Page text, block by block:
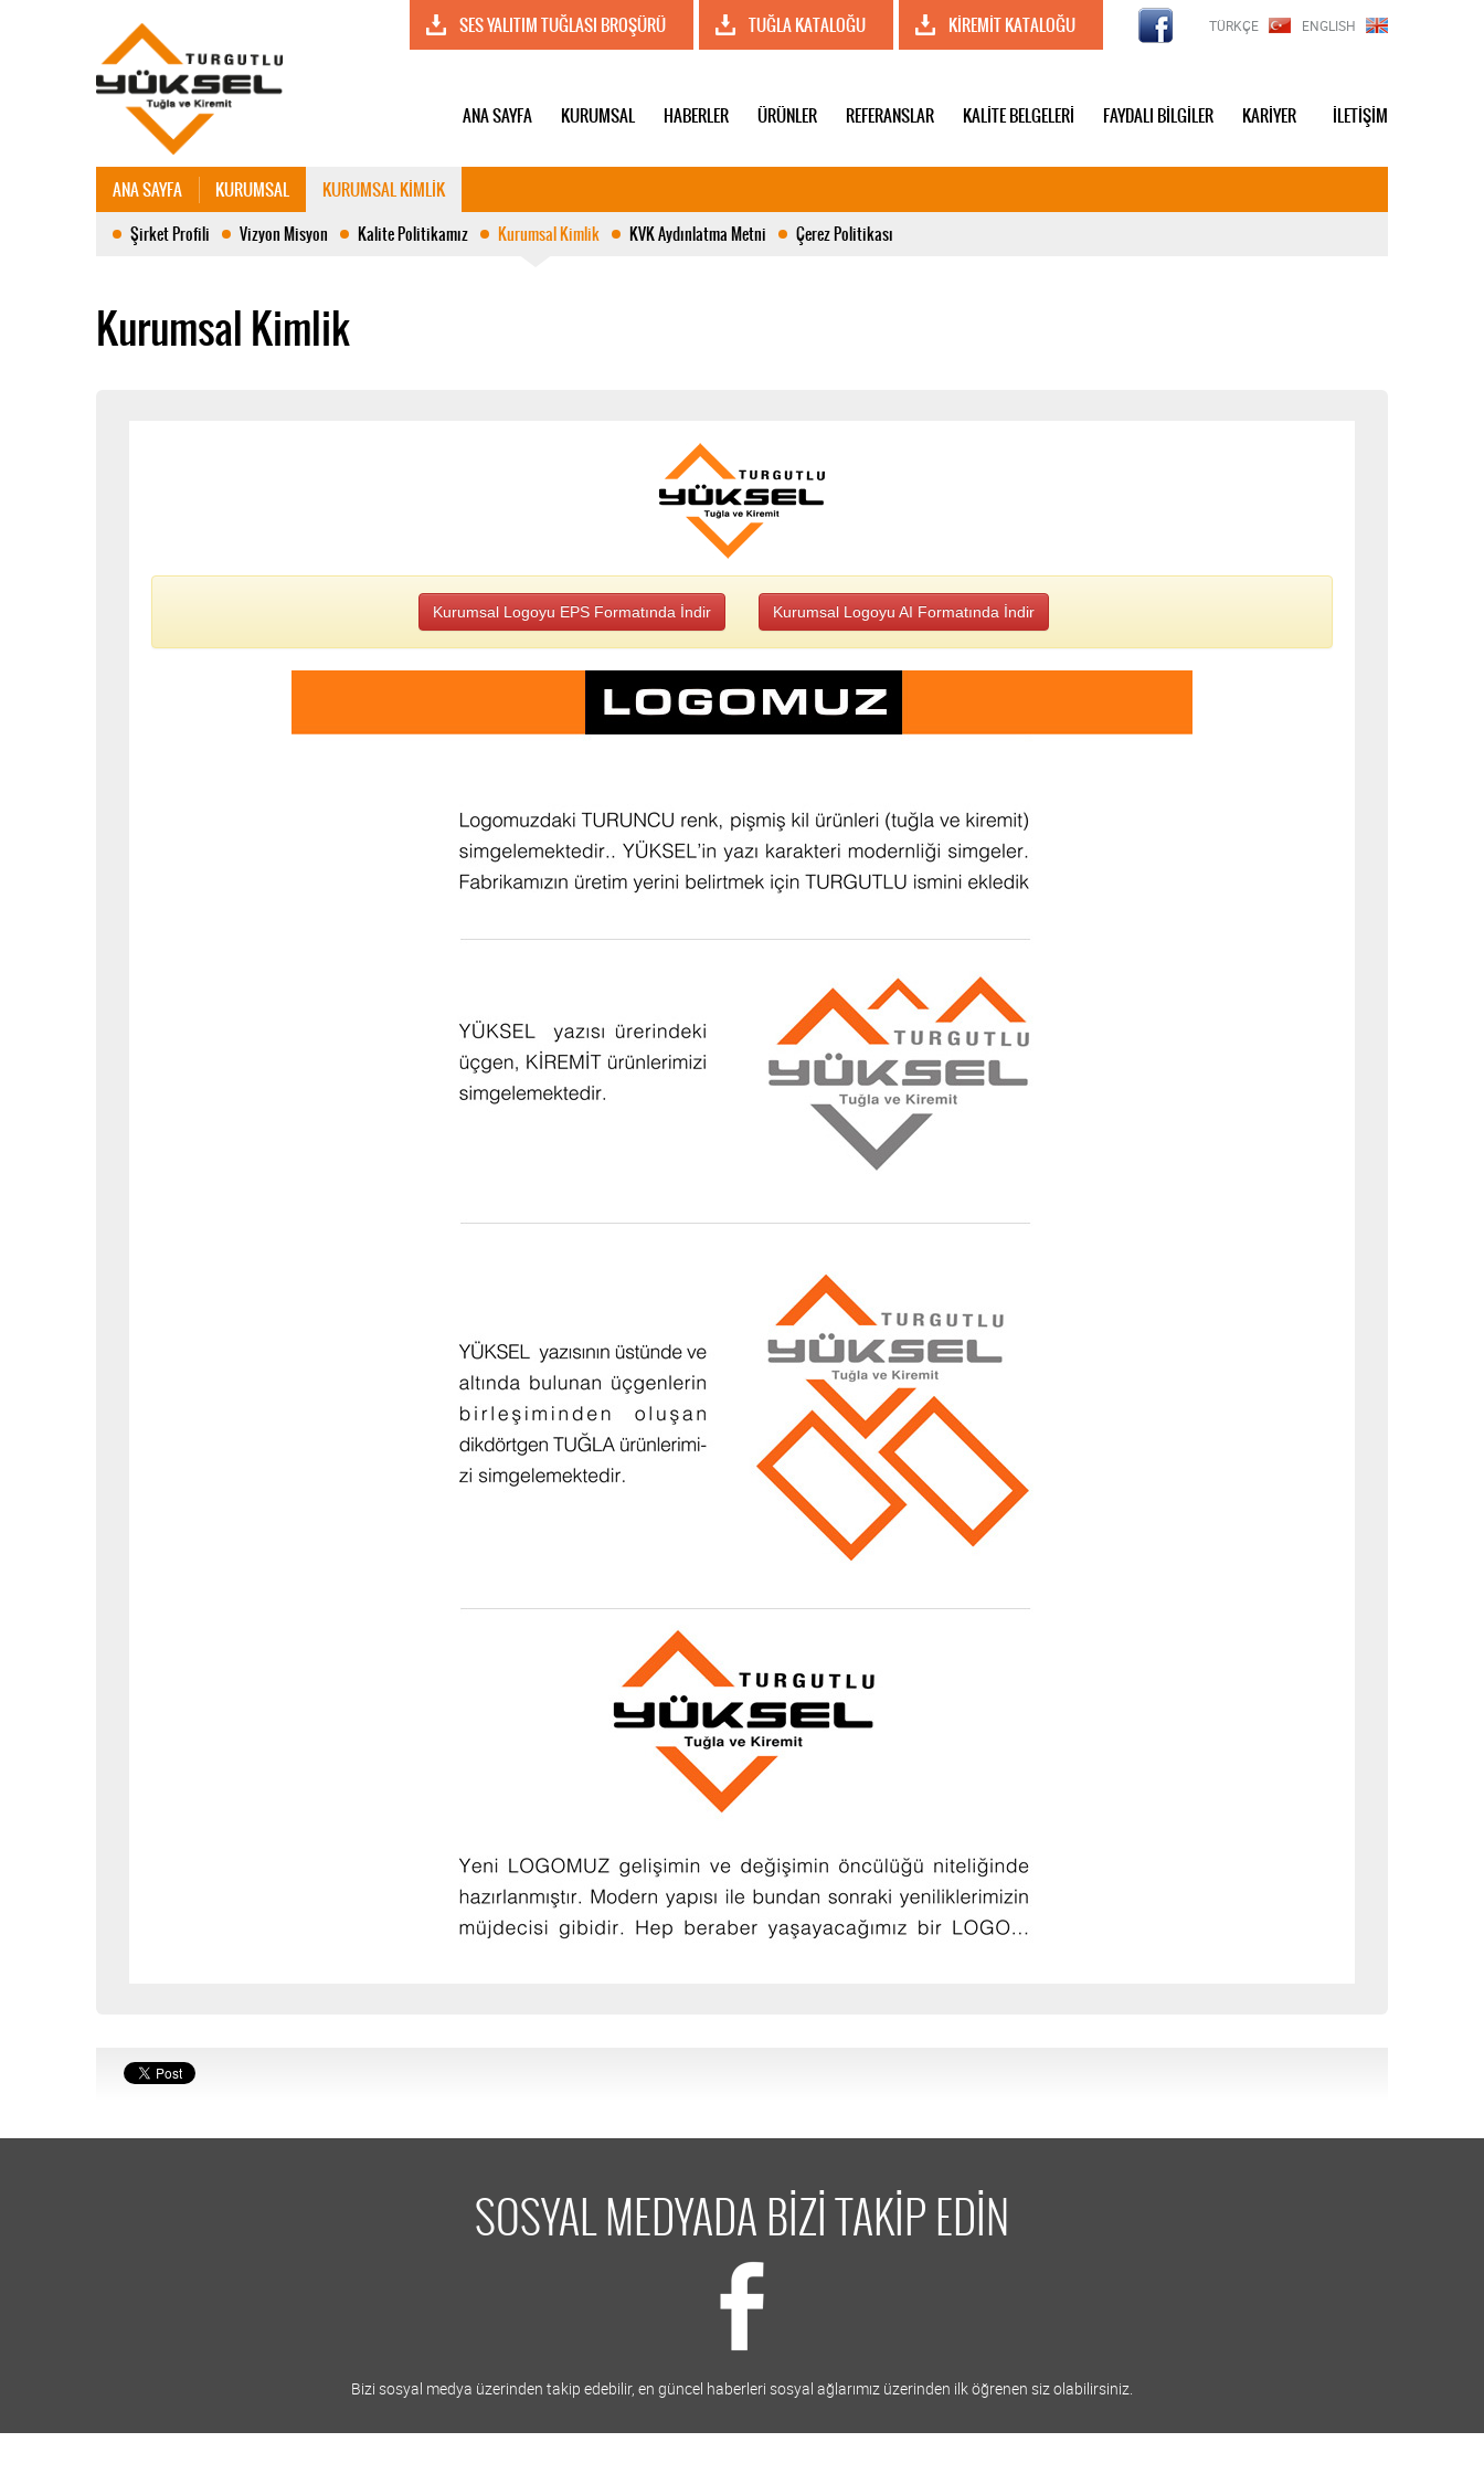
TÜRKÇE ENGLISH
SES YALITIM TUĞLASI BROŞÜRÜ TUĞLA KATALOĞU KİREMİT KATALOĞU
ANA SAYFA KURUMSAL HABERLER ÜRÜNLER REFERANSLAR KALİTE BELGELERİ FAYDALI BİLGİLER KARİYER İLETİŞİM
ANA SAYFA KURUMSAL KURUMSAL KİMLİK
Şirket Profili Vizyon Misyon Kalite Politikamız Kurumsal Kimlik KVK Aydınlatma Metni Çerez Politikası
Kurumsal Kimlik
Kurumsal Logoyu EPS Formatında İndir Kurumsal Logoyu AI Formatında İndir
SOSYAL MEDYADA BİZİ TAKİP EDİN
Bizi sosyal medya üzerinden takip edebilir, en güncel haberleri sosyal ağlarımız üzerinden ilk öğrenen siz olabilirsiniz.